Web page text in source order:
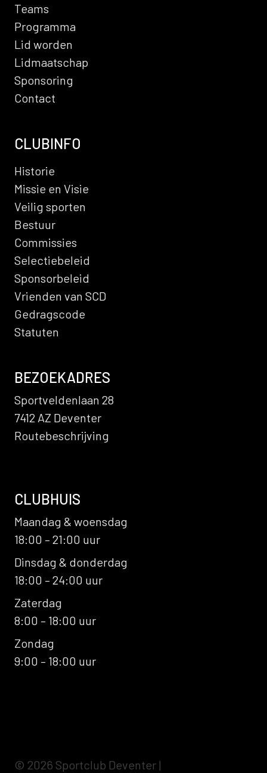
Teams
Programma
Lid worden
Lidmaatschap
Sponsoring
Contact
CLUBINFO
Historie
Missie en Visie
Veilig sporten
Bestuur
Commissies
Selectiebeleid
Sponsorbeleid
Vrienden van SCD
Gedragscode
Statuten
BEZOEKADRES
Sportveldenlaan 28
7412 AZ Deventer
Routebeschrijving
CLUBHUIS
Maandag & woensdag
18:00 – 21:00 uur
Dinsdag & donderdag
18:00 – 24:00 uur
Zaterdag
8:00 – 18:00 uur
Zondag
9:00 – 18:00 uur
© 2026 Sportclub Deventer |